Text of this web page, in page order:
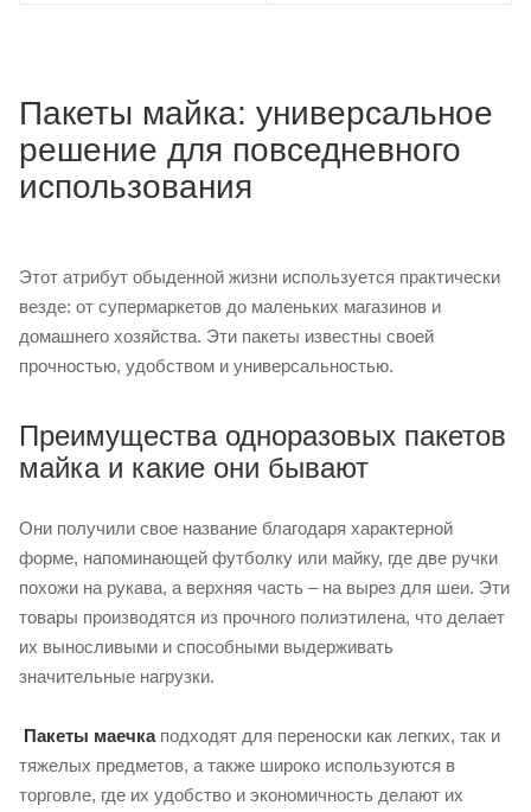
Пакеты майка: универсальное
решение для повседневного
использования
Этот атрибут обыденной жизни используется практически
везде: от супермаркетов до маленьких магазинов и
домашнего хозяйства. Эти пакеты известны своей
прочностью, удобством и универсальностью.
Преимущества одноразовых пакетов
майка и какие они бывают
Они получили свое название благодаря характерной
форме, напоминающей футболку или майку, где две ручки
похожи на рукава, а верхняя часть – на вырез для шеи. Эти
товары производятся из прочного полиэтилена, что делает
их выносливыми и способными выдерживать
значительные нагрузки.
Пакеты маечкаподходят для переноски как легких, так и
тяжелых предметов, а также широко используются в
торговле, где их удобство и экономичность делают их